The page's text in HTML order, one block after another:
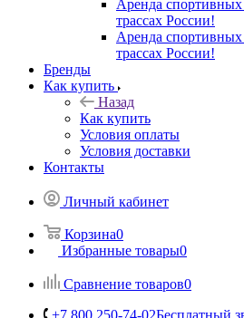
Аренда
трассах России!
Аренда
трассах России!
Бренды
Как купить
Назад
Как купить
Условия оплаты
Условия доставки
Контакты
Личный кабинет
Корзина0
Избранные товары0
Сравнение товаров0
+7 800 250-74-02Бесплатный